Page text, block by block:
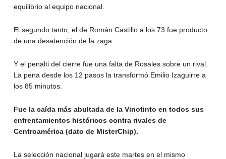
equilibrio al equipo nacional.
El segundo tanto, el de Román Castillo a los 73 fue producto
de una desatención de la zaga.
Y el penalti del cierre fue una falta de Rosales sobre un rival.
La pena desde los 12 pasos la transformó Emilio Izaguirre a
los 85 minutos.
Fue la caída más abultada de la Vinotinto en todos sus
enfrentamientos históricos contra rivales de
Centroamérica (dato de MisterChip).
La selección nacional jugará este martes en el mismo